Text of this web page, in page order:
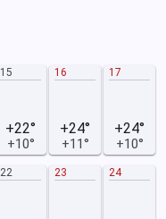
15
+22°
+10°
16
+24°
+11°
17
+24°
+10°
22 23 24